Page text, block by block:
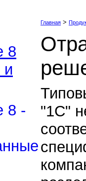
8
и
8 -
Главная >
"1С"